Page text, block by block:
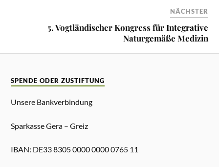
NÄCHSTER
5. Vogtländischer Kongress für Integrative
Naturgemäße Medizin
SPENDE ODER ZUSTIFTUNG
Unsere Bankverbindung
Sparkasse Gera – Greiz
IBAN: DE33 8305 0000 0000 0765 11